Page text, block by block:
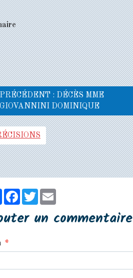
PRÉCÉDENT : DÉCÈS MME
GIOVANNINI DOMINIQUE
PartagerFacebook
Twitter
un commentaire